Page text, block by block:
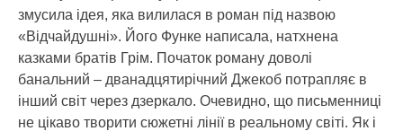
змусила ідея, яка вилилася в роман під назвою
«Відчайдушні». Його Функе написала, натхнена
казками братів Грім. Початок роману доволі
банальний – дванадцятирічний Джекоб потрапляє в
інший світ через дзеркало. Очевидно, що письменниці
не цікаво творити сюжетні лінії в реальному світі. Як і